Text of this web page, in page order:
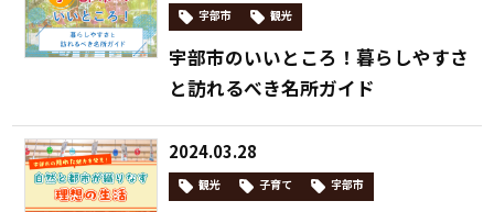
宇部市 観光
宇部市のいいところ！暮らしやすさ
と訪れるべき名所ガイド
2024.03.28
観光 子育て 宇部市